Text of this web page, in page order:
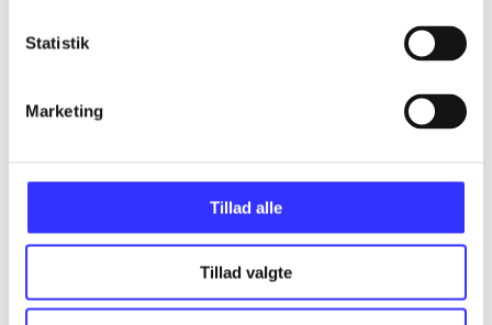
Statistik
Marketing
Tillad alle
Tillad valgte
...
...